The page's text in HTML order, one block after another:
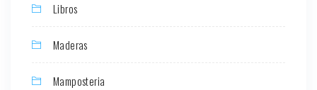
Libros
Maderas
Mamposteria